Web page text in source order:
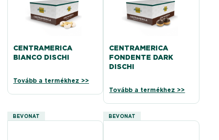
CENTRAMERICA
BIANCO DISCHI
Tovább a termékhez >>
CENTRAMERICA
FONDENTE DARK
DISCHI
Tovább a termékhez >>
BEVONAT BEVONAT